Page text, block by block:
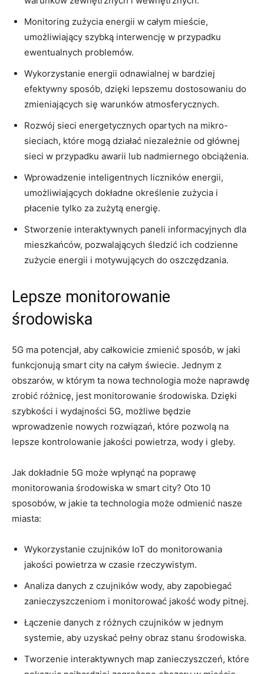
Monitoring zużycia energii w całym mieście,
umożliwiający⁤ szybką interwencję w przypadku
ewentualnych problemów.
Wykorzystanie energii odnawialnej ‌w bardziej
efektywny sposób,‍ dzięki lepszemu dostosowaniu do​
zmieniających się warunków⁤ atmosferycznych.
Rozwój sieci⁢ energetycznych ⁢opartych na mikro-
sieciach, które mogą ⁤działać niezależnie od głównej
⁣sieci w ⁤przypadku awarii lub nadmiernego‍ obciążenia.
Wprowadzenie‍ inteligentnych liczników energii,
⁤umożliwiających dokładne⁢ określenie zużycia i
⁢płacenie tylko za zużytą energię.
Stworzenie ‍interaktywnych paneli⁢ informacyjnych dla
mieszkańców, pozwalających śledzić ich codzienne
zużycie energii‌ i motywujących do oszczędzania.
Lepsze monitorowanie​
środowiska
5G ⁢ma potencjał, aby całkowicie‌ zmienić sposób, ‍w jaki‌
funkcjonują⁢ smart city⁤ na całym świecie. Jednym ⁣z
obszarów,⁤ w którym ​ta nowa technologia może⁢ naprawdę⁣
zrobić różnicę, jest monitorowanie​ środowiska. Dzięki
szybkości i wydajności 5G,‍ możliwe będzie
wprowadzenie nowych rozwiązań, które pozwolą na
lepsze kontrolowanie jakości powietrza, wody i gleby.
Jak dokładnie 5G może wpłynąć​ na poprawę
monitorowania‌ środowiska w smart city?‌ Oto 10
sposobów, ⁢w jakie⁤ ta technologia może odmienić nasze
miasta:
Wykorzystanie ⁣czujników IoT do monitorowania
jakości ​powietrza⁣ w czasie rzeczywistym.
Analiza ​danych z ‍czujników wody, aby zapobiegać
zanieczyszczeniom i monitorować jakość wody pitnej.
Łączenie danych z różnych ‍czujników‌ w jednym
‍systemie, aby uzyskać pełny obraz stanu środowiska.
Tworzenie interaktywnych map ​zanieczyszczeń, które